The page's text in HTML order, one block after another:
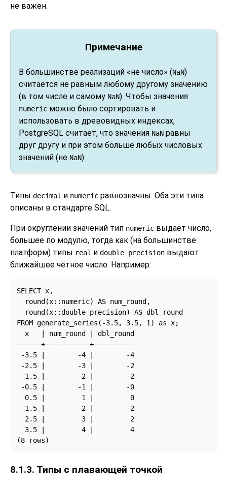
не важен.
Примечание
В большинстве реализаций «не число» (NaN)
считается не равным любому другому значению
(в том числе и самому NaN). Чтобы значения
numeric можно было сортировать и
использовать в древовидных индексах,
PostgreSQL считает, что значения NaN равны
друг другу и при этом больше любых числовых
значений (не NaN).
Типы decimal и numeric равнозначны. Оба эти типа
описаны в стандарте SQL.
При округлении значений тип numeric выдаёт число,
большее по модулю, тогда как (на большинстве
платформ) типы real и double precision выдают
ближайшее чётное число. Например:
SELECT x,
  round(x::numeric) AS num_round,
  round(x::double precision) AS dbl_round
FROM generate_series(-3.5, 3.5, 1) as x;
  x   | num_round | dbl_round
------+-----------+-----------
-3.5 |        -4 |        -4
-2.5 |        -3 |        -2
-1.5 |        -2 |        -2
-0.5 |        -1 |        -0
  0.5 |         1 |         0
  1.5 |         2 |         2
  2.5 |         3 |         2
  3.5 |         4 |         4
(8 rows)
8.1.3. Типы с плавающей точкой